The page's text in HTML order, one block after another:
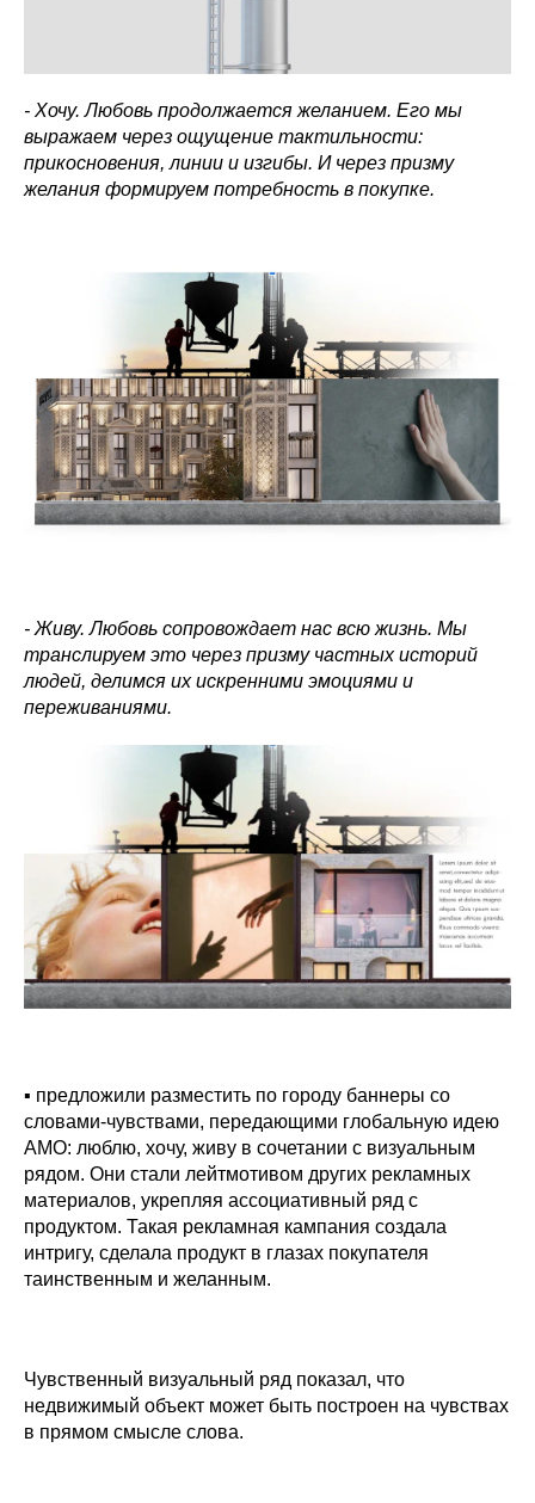
- Хочу. Любовь продолжается желанием. Его мы
выражаем через ощущение тактильности:
прикосновения, линии и изгибы. И через призму
желания формируем потребность в покупке.
- Живу. Любовь сопровождает нас всю жизнь. Мы
транслируем это через призму частных историй
людей, делимся их искренними эмоциями и
переживаниями.
▪ предложили разместить по городу баннеры со
словами-чувствами, передающими глобальную идею
AMO: люблю, хочу, живу в сочетании с визуальным
рядом. Они стали лейтмотивом других рекламных
материалов, укрепляя ассоциативный ряд с
продуктом. Такая рекламная кампания создала
интригу, сделала продукт в глазах покупателя
таинственным и желанным.
Чувственный визуальный ряд показал, что
недвижимый объект может быть построен на чувствах
в прямом смысле слова.